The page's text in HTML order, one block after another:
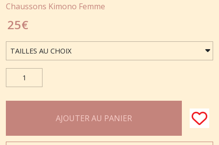
Chaussons Kimono Femme
25€
AJOUTER AU PANIER